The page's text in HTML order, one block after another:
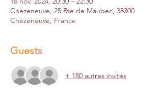
Chèzeneuve, 25 Rte de Maubec, 38300
Chèzeneuve, France
Guests
+ 180 autres invités